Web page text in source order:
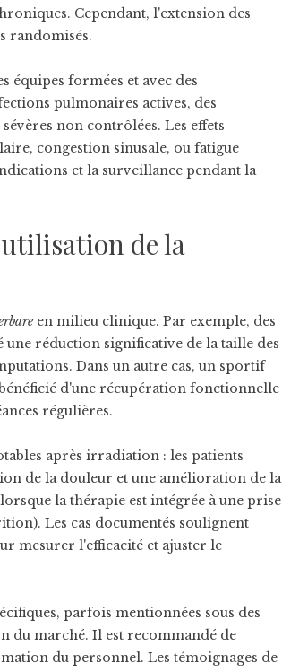
Cependant, l'extension des
randomisés.
équipes formées et avec des
pulmonaires actives, des
non contrôlées. Les effets
congestion sinusale, ou fatigue
et la surveillance pendant la
de la
en milieu clinique. Par exemple, des
réduction significative de la taille des
Dans un autre cas, un sportif
d'une récupération fonctionnelle
régulières.
après irradiation : les patients
de la douleur et une amélioration de la
la thérapie est intégrée à une prise
Les cas documentés soulignent
mesurer l'efficacité et ajuster le
parfois mentionnées sous des
du marché. Il est recommandé de
du personnel. Les témoignages de